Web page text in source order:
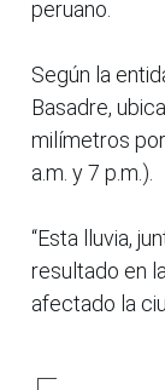
peruano.
Según la
Basadre,
milímetros
a.m. y 7 p.m.).
“Esta lluvia,
resultado en
afectado la